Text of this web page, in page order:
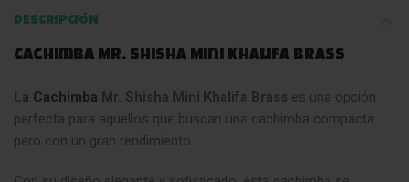
DESCRIPCIÓN
Cachimba Mr. Shisha Mini Khalifa Brass
La Cachimba Mr. Shisha Mini Khalifa Brass es una opción
perfecta para aquellos que buscan una cachimba compacta
pero con un gran rendimiento.